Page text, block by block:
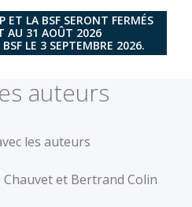
ET LA BSF SERONT FERMÉS
AU 31 AOÛT 2026
LE 3 SEPTEMBRE 2026.
auteurs
les auteurs
et Bertrand Colin